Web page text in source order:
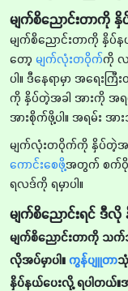
မျက်စိညောင်းတာကို
မျက်စိညောင်းတာကို နှိ
တော့ မျက်လုံးတဝိုက်ကို လ
ပါ။ ဒီနေရာမှာ အရေးကြီး
ကို နှိပ်တဲ့အခါ အားကို အ
အားစိုက်ဖို့ပါ။ အရမ်း အာ
မျက်လုံးတဝိုက်ကို နှိပ်တဲ့အခ
ကောင်းစေဖို့အတွက် စက်ဝိုင်
ရလဒ်ကို ရမှာပါ။
မျက်စိညောင်းရင် ဒီလို
မျက်စိညောင်းတာကို သက်
လိုအပ်မှာပါ။ ကွန်ပျူတာ
နှိပ်နယ်ပေးလို့ ရပါတယ်။